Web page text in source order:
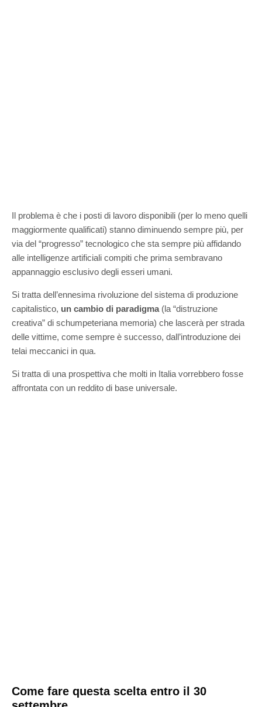
Il problema è che i posti di lavoro disponibili (per lo meno quelli
maggiormente qualificati) stanno diminuendo sempre più, per
via del “progresso” tecnologico che sta sempre più affidando
alle intelligenze artificiali compiti che prima sembravano
appannaggio esclusivo degli esseri umani.
Si tratta dell’ennesima rivoluzione del sistema di produzione
capitalistico, un cambio di paradigma(la “distruzione
creativa” di schumpeteriana memoria) che lascerà per strada
delle vittime, come sempre è successo, dall’introduzione dei
telai meccanici in qua.
Si tratta di una prospettiva che molti in Italia vorrebbero fosse
affrontata con un reddito di base universale.
Come fare questa scelta entro il 30